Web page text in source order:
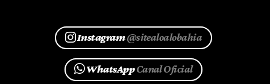
Instagram@sitealoalobahia
WhatsAppCanal Oficial